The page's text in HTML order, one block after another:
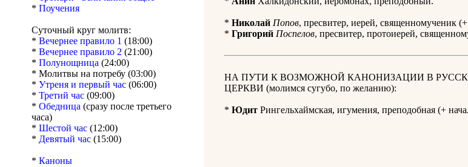
* Поучения
Суточный круг молитв:
* Вечернее правило 1 (18:00)
* Вечернее правило 2 (21:00)
* Полунощница (24:00)
* Молитвы на потребу (03:00)
* Утреня и первый час (06:00)
* Третий час (09:00)
* Обедница (сразу после третьего
часа)
* Шестой час (12:00)
* Девятый час (15:00)
* Каноны
* Николай Попов, пресвитер, иерей, священномученик
* Григорий Поспелов, пресвитер, протоиерей,
НА ПУТИ К ВОЗМОЖНОЙ КАНОНИЗАЦИИ В
ЦЕРКВИ (молимся сугубо, по желанию):
* Юдит Рингельхаймская, игумения, преподобная (+